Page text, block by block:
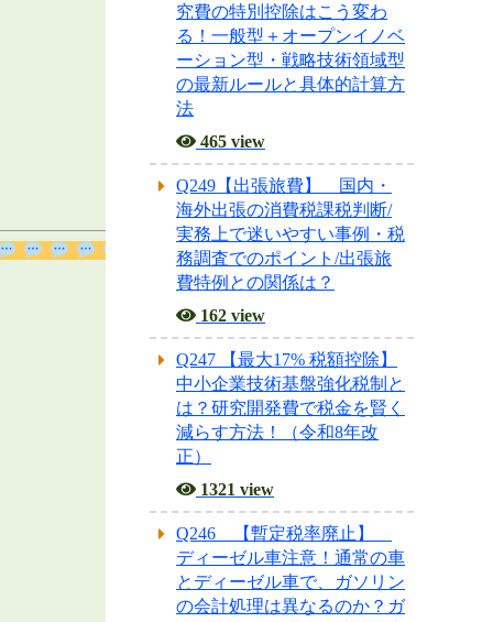
究費の特別控除はこう変わ
る！一般型＋オープンイノベ
ーション型・戦略技術領域型
の最新ルールと具体的計算方
法
465 view
Q249【出張旅費】 国内・
海外出張の消費税課税判断/
実務上で迷いやすい事例・税
務調査でのポイント/出張旅
費特例との関係は？
162 view
Q247 【最大17% 税額控除】
中小企業技術基盤強化税制と
は？研究開発費で税金を賢く
減らす方法！（令和8年改
正）
1321 view
Q246 【暫定税率廃止】
ディーゼル車注意！通常の車
とディーゼル車で、ガソリン
の会計処理は異なるのか？ガ